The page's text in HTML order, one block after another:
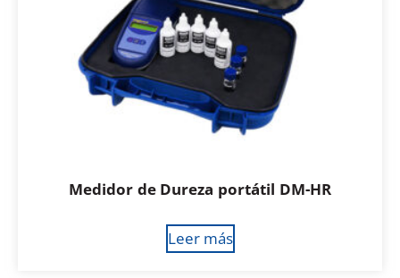
Medidor de Dureza portátil DM-HR
Leer más